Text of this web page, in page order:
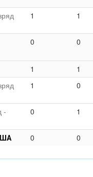
1 1
0 0
1 1
1 0
-
0 1
0 0